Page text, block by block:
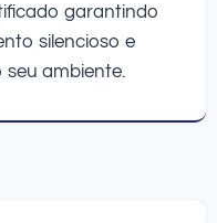
garantindo
silencioso e
ambiente.